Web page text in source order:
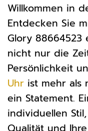
Willkommen in
Entdecken Sie
Glory 88664523
nicht nur die
Persönlichkeit
Uhr ist mehr als
ein Statement.
individuellen
Qualität und